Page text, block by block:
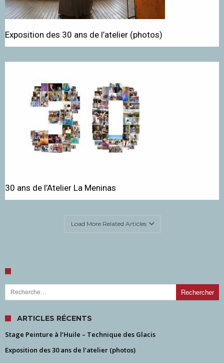
Exposition des 30 ans de l’atelier (photos)
30 ans de l’Atelier La Meninas
Load More Related Articles
Rechercher :
ARTICLES RÉCENTS
Stage Peinture à l’Huile – Technique des Glacis
Exposition des 30 ans de l’atelier (photos)